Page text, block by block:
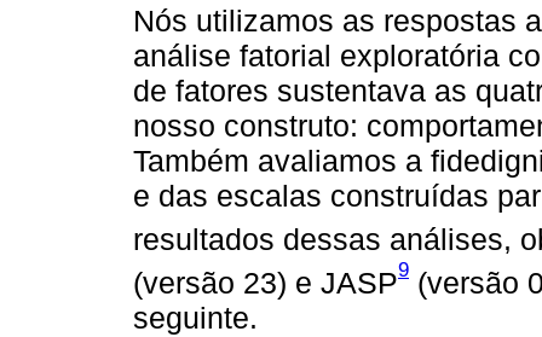
Nós utilizamos as respostas
análise fatorial exploratória
de fatores sustentava as
nosso construto:
Também avaliamos a
e das escalas construídas
resultados dessas análises,
(versão 23) e JASP9 (versão
seguinte.